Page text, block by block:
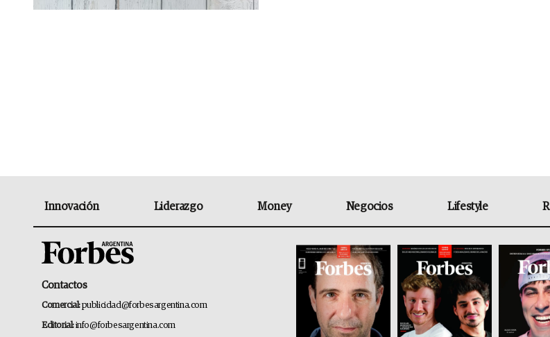
Innovación Liderazgo Money Negocios Lifestyle
Contactos
Comercial:publicidad@forbesargentina.com
Editorial:info@forbesargentina.com